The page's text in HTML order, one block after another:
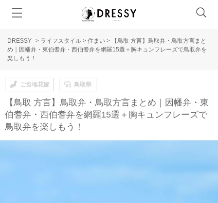
DRESSY > ライフスタイル > 住まい >
【鳥取 方言】鳥取弁・鳥取方言まと
め｜因幡弁・東伯耆弁・西伯耆弁を網羅15選＋胸キュンフレーズで鳥取弁を
楽しもう！
ご当地花嫁 鳥取県
【鳥取 方言】鳥取弁・鳥取方言まとめ｜因幡弁・東
伯耆弁・西伯耆弁を網羅15選＋胸キュンフレーズで
鳥取弁を楽しもう！